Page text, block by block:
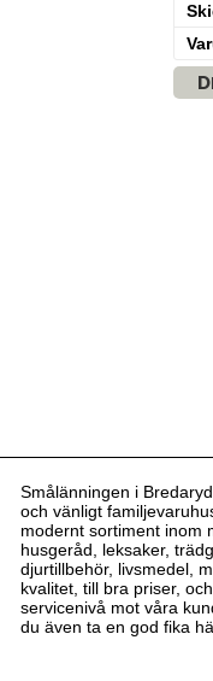
Smålänningen i
och vänligt
modernt sortiment inom
husgeråd, leksaker,
djurtillbehör, livsmedel,
kvalitet, till bra priser,
servicenivå mot våra
du även ta en god fika